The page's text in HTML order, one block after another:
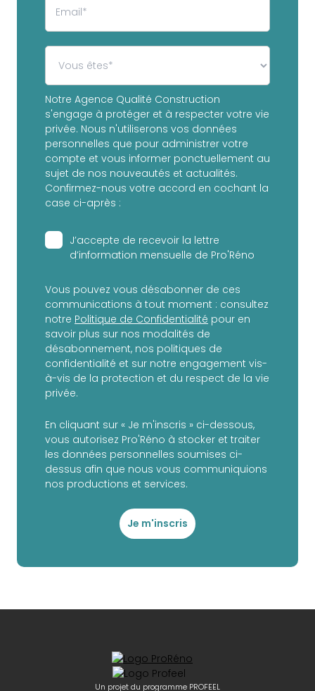
Notre Agence Qualité Construction
s'engage à protéger et à respecter votre vie
privée. Nous n'utiliserons vos données
personnelles que pour administrer votre
compte et vous informer ponctuellement au
sujet de nos nouveautés et actualités.
Confirmez-nous votre accord en cochant la
case ci-après :
J’accepte de recevoir la lettre
d’information mensuelle de Pro'Réno
Vous pouvez vous désabonner de ces
communications à tout moment : consultez
notre Politique de Confidentialité pour en
savoir plus sur nos modalités de
désabonnement, nos politiques de
confidentialité et sur notre engagement vis-
à-vis de la protection et du respect de la vie
privée.
En cliquant sur « Je m'inscris » ci-dessous,
vous autorisez Pro'Réno à stocker et traiter
les données personnelles soumises ci-
dessus afin que nous vous communiquions
nos productions et services.
Je m'inscris
Un projet du programme PROFEEL